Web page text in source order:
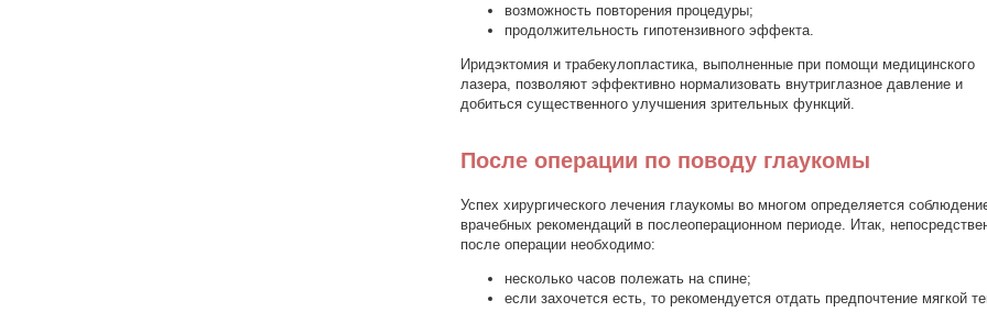
возможность повторения процедуры;
продолжительность гипотензивного эффекта.
Иридэктомия и трабекулопластика, выполненные при помощи медицинского
лазера, позволяют эффективно нормализовать внутриглазное давление и
добиться существенного улучшения зрительных функций.
После операции по поводу глаукомы
Успех хирургического лечения глаукомы во многом определяется
врачебных рекомендаций в послеоперационном периоде. Итак,
после операции необходимо:
несколько часов полежать на спине;
если захочется есть, то рекомендуется отдать предпочтение мягкой